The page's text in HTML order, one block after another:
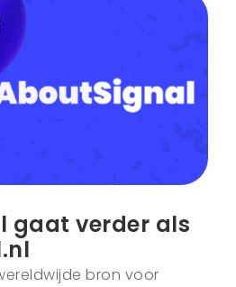
gaat verder als
bron voor